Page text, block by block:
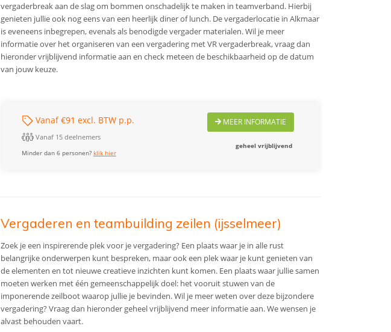
vergaderbreak aan de slag om bommen onschadelijk te maken in teamverband. Hierbij
genieten jullie ook nog eens van een heerlijk diner of lunch. De vergaderlocatie in Alkmaar
is eveneens inbegrepen, evenals als benodigde vergader materialen. Wil je meer
informatie over het organiseren van een vergadering met VR vergaderbreak, vraag dan
hieronder vrijblijvend informatie aan en check meteen de beschikbaarheid op de datum
van jouw keuze.
Vanaf €91 excl. BTW p.p.
Vanaf 15 deelnemers
Minder dan 6 personen? klik hier
MEER INFORMATIE
geheel vrijblijvend
Vergaderen en teambuilding zeilen (ijsselmeer)
Zoek je een inspirerende plek voor je vergadering? Een plaats waar je in alle rust
belangrijke onderwerpen kunt bespreken, maar ook een plek waar je kunt genieten van
de elementen en tot nieuwe creatieve inzichten kunt komen. Een plaats waar jullie samen
moeten werken met één gemeenschappelijk doel: het vooruit stuwen van de
imponerende zeilboot waarop jullie je bevinden. Wil je meer weten over deze bijzondere
vergadering? Vraag dan hieronder geheel vrijblijvend meer informatie aan. We wensen je
alvast behouden vaart.